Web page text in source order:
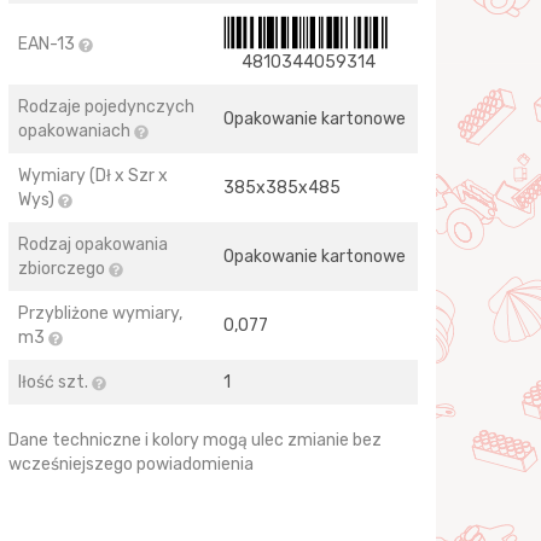
EAN-13
4810344059314
Rodzaje pojedynczych
opakowaniach
Opakowanie kartonowe
Wymiary (Dł x Szr x
Wys)
385х385х485
Rodzaj opakowania
zbiorczego
Opakowanie kartonowe
Przybliżone wymiary,
m3
0,077
Iłość szt. 1
Dane techniczne i kolory mogą ulec zmianie bez
wcześniejszego powiadomienia